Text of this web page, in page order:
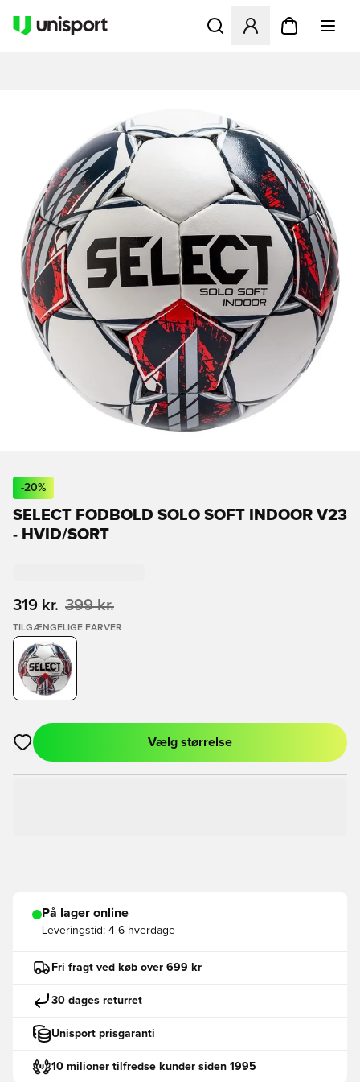
Åbner en Modal til at
-20%
SELECT FODBOLD SOLO SOFT INDOOR V23
- HVID/SORT
319 kr. 399 kr.
TILGÆNGELIGE FARVER
Åbner en Modal til at logge ind eller tilmelde dig som medlem
Vælg størrelse
På lager online
Leveringstid: 4-6 hverdage
Fri fragt ved køb over 699 kr
30 dages returret
Unisport prisgaranti
10 milioner tilfredse kunder siden 1995